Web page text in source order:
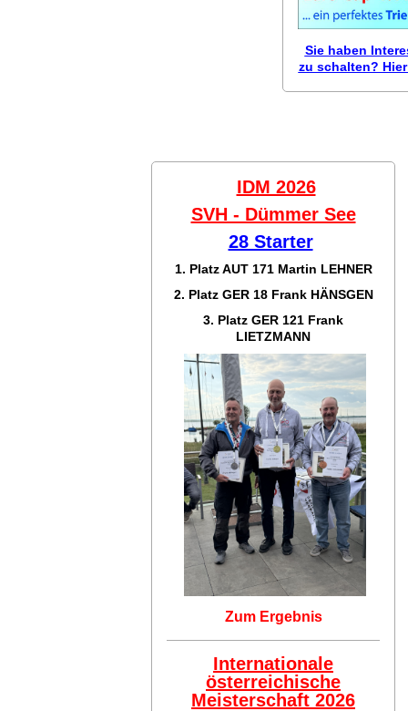
Sie haben
zu schalten?
IDM 2026
SVH - Dümmer See
28 Starter
1. Platz AUT 171 Martin LEHNER
2. Platz GER 18 Frank HÄNSGEN
3. Platz GER 121 Frank
LIETZMANN
Zum Ergebnis
Internationale
österreichische
Meisterschaft 2026